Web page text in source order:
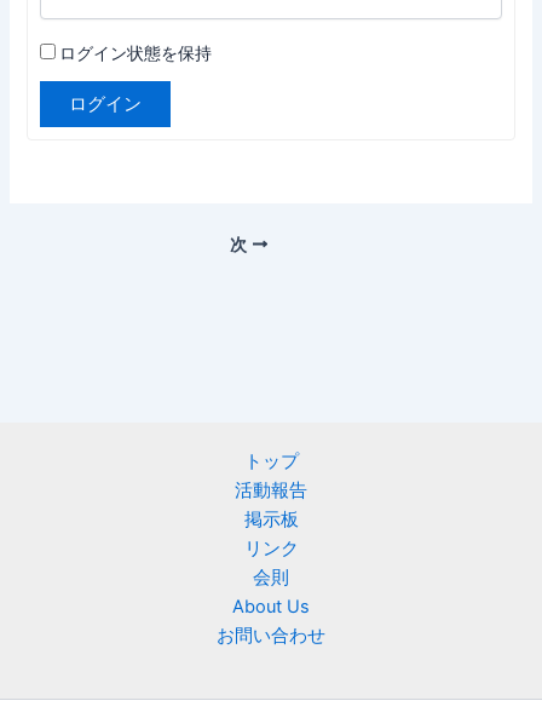
ログイン状態を保持
ログイン
次
トップ
活動報告
掲示板
リンク
会則
About Us
お問い合わせ